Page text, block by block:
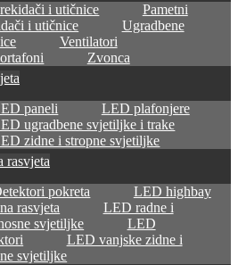
i utičnice
Pametni
i utičnice
Ugradbene
Ventilatori
Zvonca
paneli
LED plafonjere
ugradbene svjetiljke i trake
zidne i stropne svjetiljke
rasvjeta
pokreta
LED highbay
rasvjeta
LED radne i
svjetiljke
LED
LED vanjske zidne i
svjetiljke